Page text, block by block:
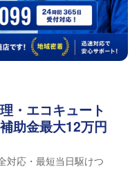
・エコキュート
助金最大12万円
対応・最短当日駆けつ